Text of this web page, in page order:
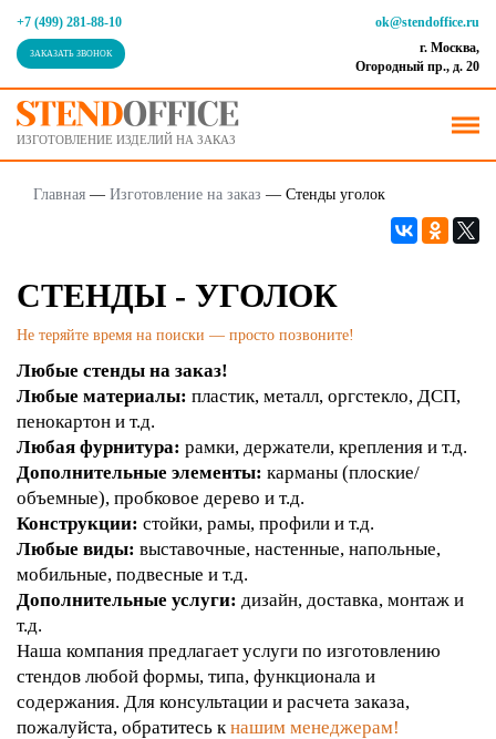
+7 (499) 281-88-10
ЗАКАЗАТЬ ЗВОНОК
ok@stendoffice.ru
г. Москва,
Огородный пр., д. 20
ИЗГОТОВЛЕНИЕ ИЗДЕЛИЙ НА ЗАКАЗ
Главная — Изготовление на заказ — Стенды уголок
СТЕНДЫ - УГОЛОК
Не теряйте время на поиски — просто позвоните!
Любые стенды на заказ!
Любые материалы: пластик, металл, оргстекло, ДСП,
пенокартон и т.д.
Любая фурнитура: рамки, держатели, крепления и т.д.
Дополнительные элементы: карманы (плоские/
объемные), пробковое дерево и т.д.
Конструкции: стойки, рамы, профили и т.д.
Любые виды: выставочные, настенные, напольные,
мобильные, подвесные и т.д.
Дополнительные услуги: дизайн, доставка, монтаж и
т.д.
Наша компания предлагает услуги по изготовлению
стендов любой формы, типа, функционала и
содержания. Для консультации и расчета заказа,
пожалуйста, обратитесь кнашим менеджерам!